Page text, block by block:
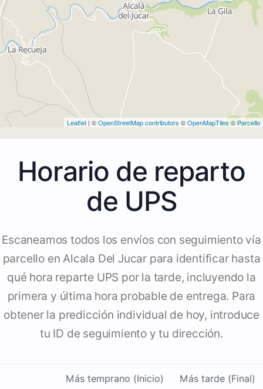
Leaflet | ©OpenStreetMap contributors ©OpenMapTiles © Parcello
Horario de reparto
de UPS
Escaneamos todos los envíos con seguimiento vía
parcello en Alcala Del Jucar para identificar hasta
qué hora reparte UPS por la tarde, incluyendo la
primera y última hora probable de entrega. Para
obtener la predicción individual de hoy, introduce
tu ID de seguimiento y tu dirección.
Más temprano (Inicio) Más tarde (Final)